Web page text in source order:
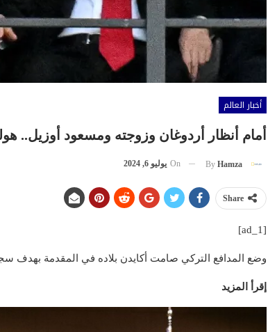
أخبار العالم
أمام أنظار أردوغان وزوجته ومسعود أوزيل..
By Hamza
On يوليو 6, 2024
Share
[ad_1]
وضع المدافع التركي صامت أكايدن بلاده في المقدمة بهدف سجله عند الدقيقة 35
إقرأ المزيد